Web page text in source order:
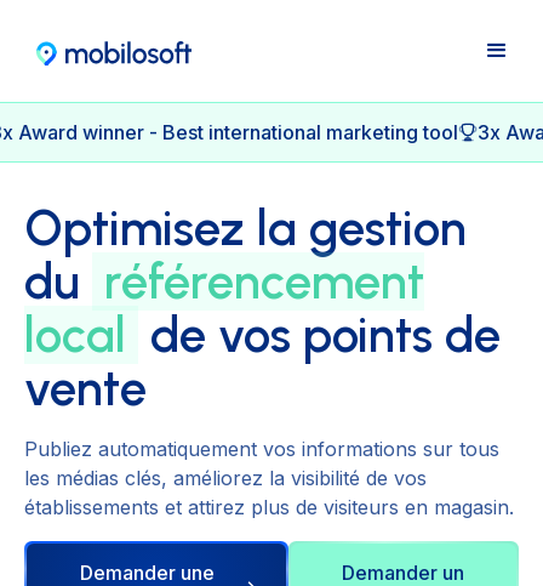
Award winner - Best international marketing tool 3x
Optimisez la gestion
du référencement
local
de vos points de
vente
Publiez automatiquement vos informations sur tous
les médias clés, améliorez la visibilité de vos
établissements et attirez plus de visiteurs en magasin.
Demander une
Demander un